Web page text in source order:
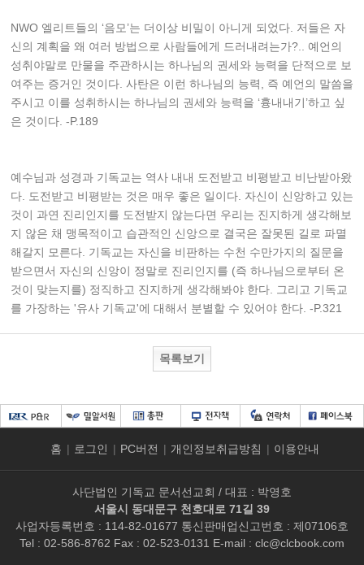
NWO 엘리트들의 ‘음모’는 더이상 비밀이 아니게 되었다. 저들은 자
신의 계획을 왜 여러 방법으로 사람들에게 드러내려는가?.. 예언의
성취야말로 만물을 주관하시는 하나님의 권세와 능력을 단적으로 보
여주는 증거인 것이다. 사탄은 이런 하나님의 능력, 즉 예언의 말씀을
주시고 이를 성취하시는 하나님의 권세와 능력을 ‘흉내내기’하고 싶
은 것이다. -P.189
예수님과 성경과 기독교는 역사 내내 도전받고 비평받고 비난받아왔
다. 도전받고 비평받는 것은 매우 좋은 일이다. 자신이 신앙하고 있는
것이 과연 진리인지를 도전받지 않는다면 우리는 진지하게 생각해보
지 않은 채 맹목적이고 습관적인 신앙으로 결국은 잘못된 길로 파멸
해갈지 모른다. 기독교는 자신을 비판하는 수천 수만가지의 질문을
받으면서 자신의 신앙이 정말로 진리인지를 (즉 하나님으로부터 온
것이 맞는지를) 정직하고 진지하게 생각해봐야 한다. 그리고 기독교
를 가장하는 '유사 기독교'에 대해서 분별할 수 있어야 한다. -P.321
목록보기
홈 | 로그인 | PC버전 | 개인정보취급방침 | 이용안내
사단법인 기독교 문서선교회 / 대표 : 박영호
서울시 동대문구 천호대로 71길 39
사업자등록번호 : 114-82-01677 통신판매업신고번호 : 제07106호
Tel : 02-586-8762 Fax : 02-523-0131 E-mail : clc@clcbook.com